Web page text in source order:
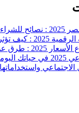
الذكي
على عقلك وحياتك اليومية؟
وإدارة المصاريف
العملية